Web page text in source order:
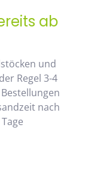
ab
und
Regel 3-4
nach